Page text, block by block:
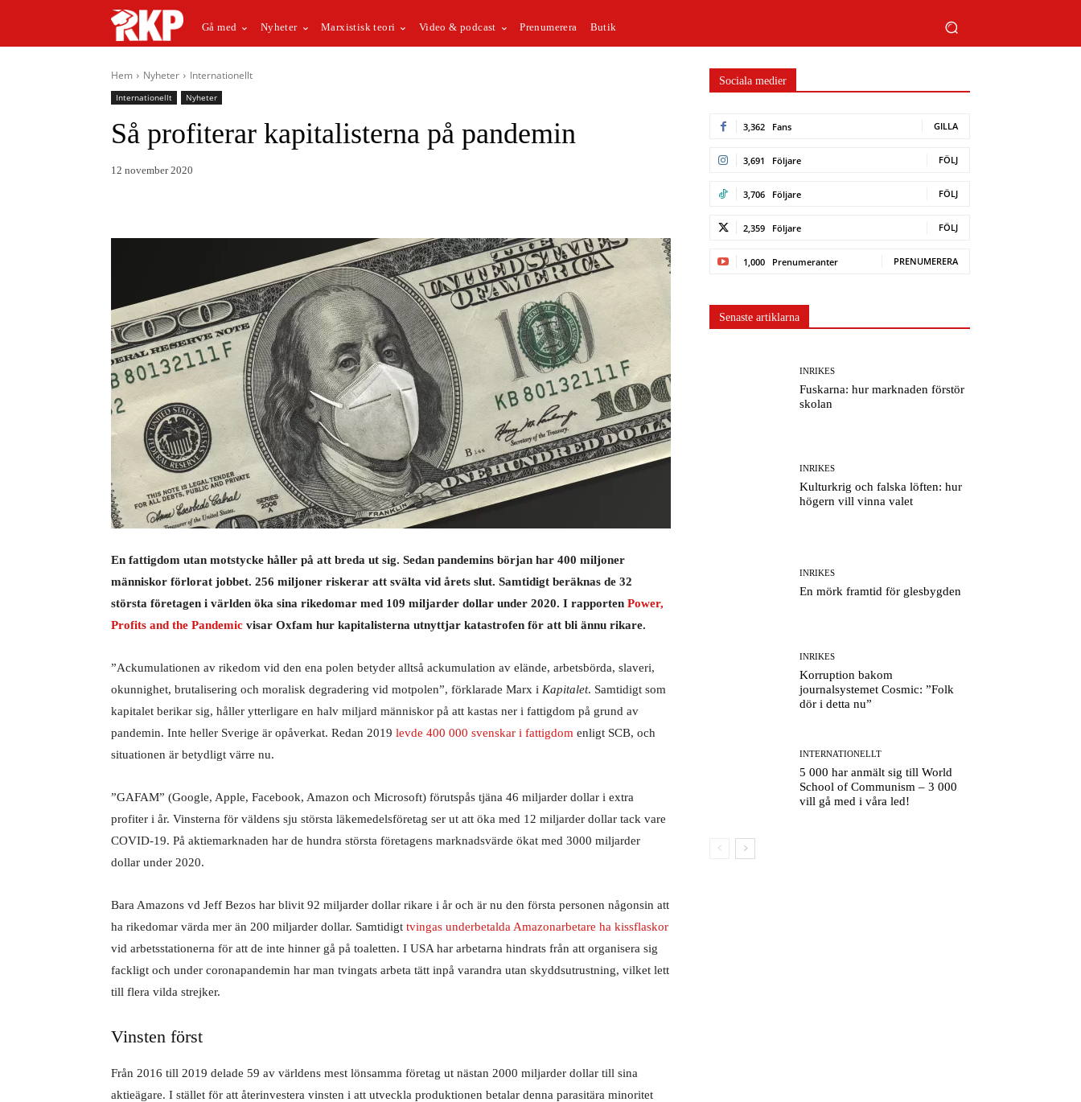
Gå med Nyheter Marxistisk teori Video & podcast Prenumerera Butik
Hem Nyheter Internationellt
Internationellt Nyheter
Så profiterar kapitalisterna på pandemin
12 november 2020
En fattigdom utan motstycke håller på att breda ut sig. Sedan pandemins början har 400 miljoner
människor förlorat jobbet. 256 miljoner riskerar att svälta vid årets slut. Samtidigt beräknas de 32
största företagen i världen öka sina rikedomar med 109 miljarder dollar under 2020. I rapporten Power,
Profits and the Pandemic visar Oxfam hur kapitalisterna utnyttjar katastrofen för att bli ännu rikare.
”Ackumulationen av rikedom vid den ena polen betyder alltså ackumulation av elände, arbetsbörda, slaveri,
okunnighet, brutalisering och moralisk degradering vid motpolen”, förklarade Marx i Kapitalet. Samtidigt som
kapitalet berikar sig, håller ytterligare en halv miljard människor på att kastas ner i fattigdom på grund av
pandemin. Inte heller Sverige är opåverkat. Redan 2019 levde 400 000 svenskar i fattigdom enligt SCB, och
situationen är betydligt värre nu.
”GAFAM” (Google, Apple, Facebook, Amazon och Microsoft) förutspås tjäna 46 miljarder dollar i extra
profiter i år. Vinsterna för väldens sju största läkemedelsföretag ser ut att öka med 12 miljarder dollar tack vare
COVID-19. På aktiemarknaden har de hundra största företagens marknadsvärde ökat med 3000 miljarder
dollar under 2020.
Bara Amazons vd Jeff Bezos har blivit 92 miljarder dollar rikare i år och är nu den första personen någonsin att
ha rikedomar värda mer än 200 miljarder dollar. Samtidigt tvingas underbetalda Amazonarbetare ha kissflaskor
vid arbetsstationerna för att de inte hinner gå på toaletten. I USA har arbetarna hindrats från att organisera sig
fackligt och under coronapandemin har man tvingats arbeta tätt inpå varandra utan skyddsutrustning, vilket lett
till flera vilda strejker.
Vinsten först
Från 2016 till 2019 delade 59 av världens mest lönsamma företag ut nästan 2000 miljarder dollar till sina
aktieägare. I stället för att återinvestera vinsten i att utveckla produktionen betalar denna parasitära minoritet
Sociala medier
3,362 Fans GILLA
3,691 Följare FÖLJ
3,706 Följare FÖLJ
2,359 Följare FÖLJ
1,000 Prenumeranter PRENUMERERA
Senaste artiklarna
INRIKES
Fuskarna: hur marknaden förstör
skolan
INRIKES
Kulturkrig och falska löften: hur
högern vill vinna valet
INRIKES
En mörk framtid för glesbygden
INRIKES
Korruption bakom
journalsystemet Cosmic: ”Folk
dör i detta nu”
INTERNATIONELLT
5 000 har anmält sig till World
School of Communism – 3 000
vill gå med i våra led!